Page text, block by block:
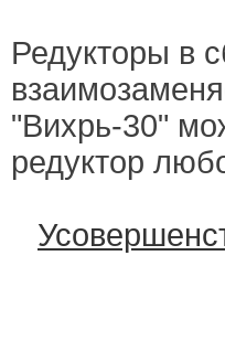
Редукторы в
"Вихрь-30"
редуктор